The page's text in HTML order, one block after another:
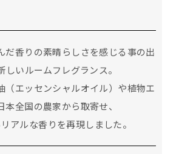
だ香りの素晴らしさを感じる事の出
しいルームフレグランス。
（エッセンシャルオイル）や植物エ
本全国の農家から取寄せ、
アルな香りを再現しました。